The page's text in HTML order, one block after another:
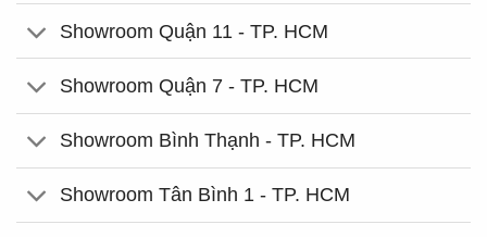
Showroom Quận 11 - TP. HCM
Showroom Quận 7 - TP. HCM
Showroom Bình Thạnh - TP. HCM
Showroom Tân Bình 1 - TP. HCM